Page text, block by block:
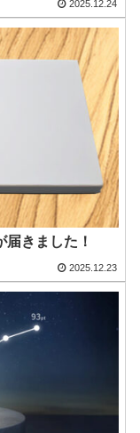
2025.12.24
きました！
2025.12.23